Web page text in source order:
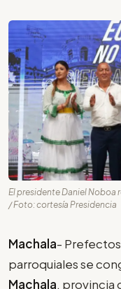
El presidente Daniel Noboa
/ Foto: cortesía Presidencia
Machala-
parroquiales se
Machala, provincia